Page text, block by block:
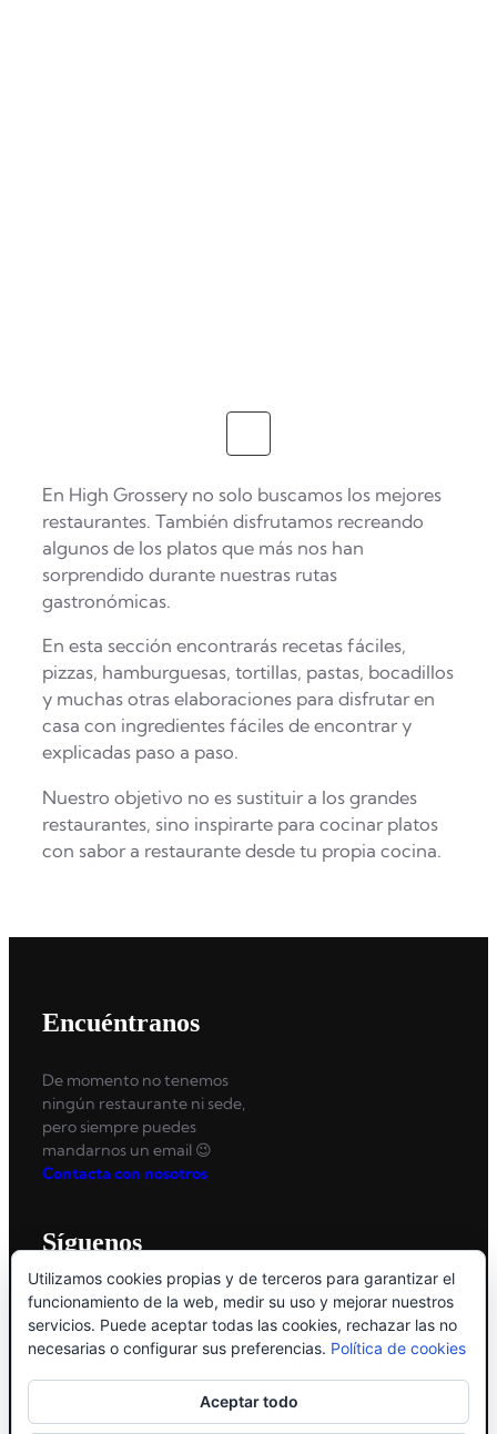
En High Grossery no solo buscamos los mejores
restaurantes. También disfrutamos recreando
algunos de los platos que más nos han
sorprendido durante nuestras rutas
gastronómicas.
En esta sección encontrarás recetas fáciles,
pizzas, hamburguesas, tortillas, pastas, bocadillos
y muchas otras elaboraciones para disfrutar en
casa con ingredientes fáciles de encontrar y
explicadas paso a paso.
Nuestro objetivo no es sustituir a los grandes
restaurantes, sino inspirarte para cocinar platos
con sabor a restaurante desde tu propia cocina.
Encuéntranos
De momento no tenemos
ningún restaurante ni sede,
pero siempre puedes
mandarnos un email 😉
Contacta con nosotros
Síguenos
No te pierdas nada de lo que compartimos… y todo el
mundo habla!
Facebook X Instagram
Utilizamos cookies propias y de terceros para garantizar el
funcionamiento de la web, medir su uso y mejorar nuestros
servicios. Puede aceptar todas las cookies, rechazar las no
necesarias o configurar sus preferencias. Política de cookies
Aceptar todo